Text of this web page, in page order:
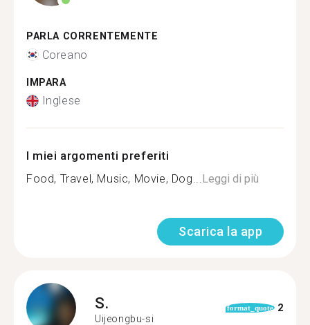
PARLA CORRENTEMENTE
Coreano
IMPARA
Inglese
I miei argomenti preferiti
Food, Travel, Music, Movie, Dog...Leggi di più
Scarica la app
S.
Uijeongbu-si
format_quote 2